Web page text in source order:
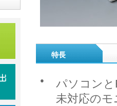
特長
●
パソコンと
未対応の